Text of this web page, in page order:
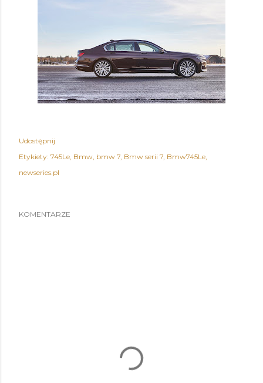
Udostępnij
Etykiety: 745Le Bmw bmw 7 Bmw serii 7 Bmw745Le
newseries.pl
KOMENTARZE